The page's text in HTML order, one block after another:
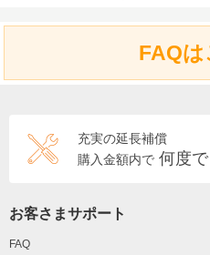
FAQは
充実の延長補償
購入金額内で 何度
お客さまサポート
FAQ